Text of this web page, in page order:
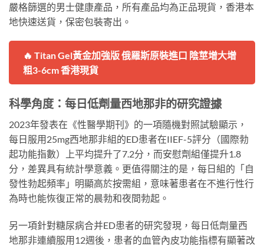
嚴格篩選的男士健康產品，所有產品均為正品現貨，香港本
地快速送貨，保密包裝寄出。
🔥 Titan Gel黃金加強版 俄羅斯原裝進口 陰莖增大增
粗3-6cm 香港現貨
科學角度：每日低劑量西地那非的研究證據
2023年發表在《性醫學期刊》的一項隨機對照試驗顯示，
每日服用25mg西地那非組的ED患者在IIEF-5評分（國際勃
起功能指數）上平均提升了7.2分，而安慰劑組僅提升1.8
分，差異具有統計學意義。更值得關注的是，每日組的「自
發性勃起頻率」明顯高於按需組，意味著患者在不進行性行
為時也能恢復正常的晨勃和夜間勃起。
另一項針對糖尿病合并ED患者的研究發現，每日低劑量西
地那非連續服用12週後，患者的血管內皮功能指標有顯著改